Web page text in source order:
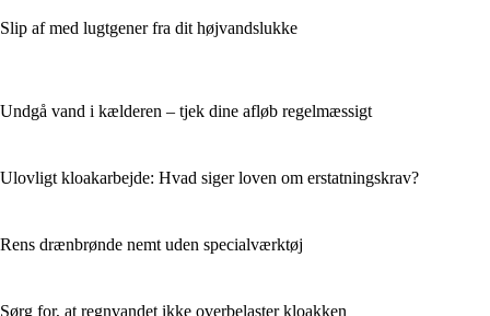
Slip af med lugtgener fra dit højvandslukke
Undgå vand i kælderen – tjek dine afløb regelmæssigt
Ulovligt kloakarbejde: Hvad siger loven om erstatningskrav?
Rens drænbrønde nemt uden specialværktøj
Sørg for, at regnvandet ikke overbelaster kloakken